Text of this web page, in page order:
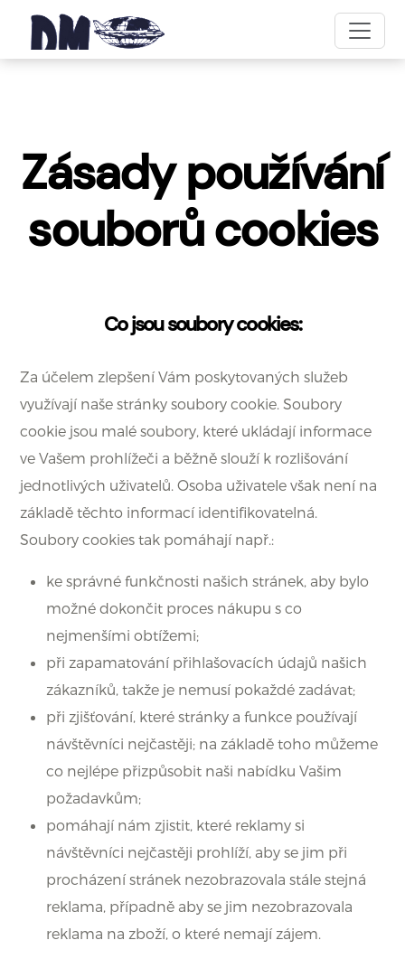
Zásady používání
souborů cookies
Co jsou soubory cookies:
Za účelem zlepšení Vám poskytovaných služeb
využívají naše stránky soubory cookie. Soubory
cookie jsou malé soubory, které ukládají informace
ve Vašem prohlížeči a běžně slouží k rozlišování
jednotlivých uživatelů. Osoba uživatele však není na
základě těchto informací identifikovatelná.
Soubory cookies tak pomáhají např.:
ke správné funkčnosti našich stránek, aby bylo
možné dokončit proces nákupu s co
nejmenšími obtížemi;
při zapamatování přihlašovacích údajů našich
zákazníků, takže je nemusí pokaždé zadávat;
při zjišťování, které stránky a funkce používají
návštěvníci nejčastěji; na základě toho můžeme
co nejlépe přizpůsobit naši nabídku Vašim
požadavkům;
pomáhají nám zjistit, které reklamy si
návštěvníci nejčastěji prohlíží, aby se jim při
procházení stránek nezobrazovala stále stejná
reklama, případně aby se jim nezobrazovala
reklama na zboží, o které nemají zájem.